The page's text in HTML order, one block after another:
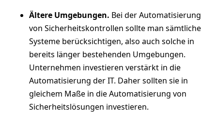
Ältere Umgebungen. Bei derAutomatisierung
von Sicherheitskontrollen sollte man sämtliche
Systeme berücksichtigen, also auch solche in
bereits länger bestehenden Umgebungen.
Unternehmen investieren verstärkt in die
Automatisierung der IT. Daher sollten sie in
gleichem Maße in die Automatisierung von
Sicherheitslösungen investieren.